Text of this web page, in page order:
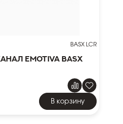
BASX LCR
Emotiva BasX
В корзину